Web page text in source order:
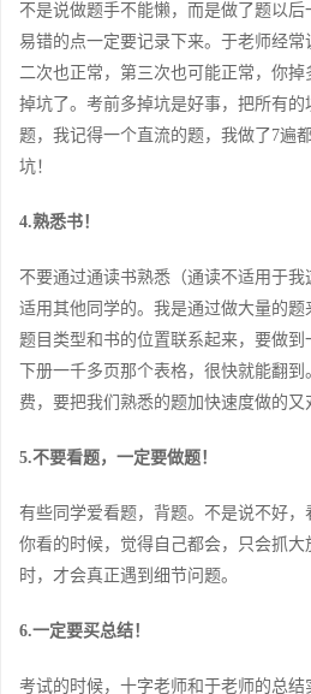
不是说做题手不能懒，而是做了题以
易错的点一定要记录下来。于老师经
二次也正常，第三次也可能正常，你
掉坑了。考前多掉坑是好事，把所有
题，我记得一个直流的题，我做了7遍
坑！
4.熟悉书！
不要通过通读书熟悉（通读不适用于
适用其他同学的。我是通过做大量的
题目类型和书的位置联系起来，要做
下册一千多页那个表格，很快就能翻
费，要把我们熟悉的题加快速度做的又
5.不要看题，一定要做题！
有些同学爱看题，背题。不是说不好，
你看的时候，觉得自己都会，只会抓
时，才会真正遇到细节问题。
6.一定要买总结！
考试的时候，十字老师和于老师的总